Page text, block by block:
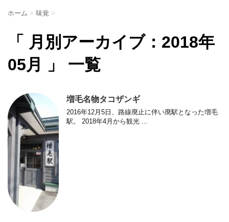
ホーム > 味覚 >
「 月別アーカイブ：2018年
05月 」 一覧
増毛名物タコザンギ
2016年12月5日、路線廃止に伴い廃駅となった増毛
駅。 2018年4月から観光 ...